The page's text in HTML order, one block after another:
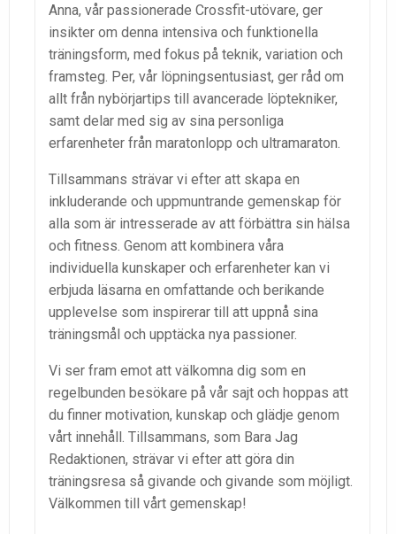
Anna, vår passionerade Crossfit-utövare, ger
insikter om denna intensiva och funktionella
träningsform, med fokus på teknik, variation och
framsteg. Per, vår löpningsentusiast, ger råd om
allt från nybörjartips till avancerade löptekniker,
samt delar med sig av sina personliga
erfarenheter från maratonlopp och ultramaraton.
Tillsammans strävar vi efter att skapa en
inkluderande och uppmuntrande gemenskap för
alla som är intresserade av att förbättra sin hälsa
och fitness. Genom att kombinera våra
individuella kunskaper och erfarenheter kan vi
erbjuda läsarna en omfattande och berikande
upplevelse som inspirerar till att uppnå sina
träningsmål och upptäcka nya passioner.
Vi ser fram emot att välkomna dig som en
regelbunden besökare på vår sajt och hoppas att
du finner motivation, kunskap och glädje genom
vårt innehåll. Tillsammans, som Bara Jag
Redaktionen, strävar vi efter att göra din
träningsresa så givande och givande som möjligt.
Välkommen till vårt gemenskap!